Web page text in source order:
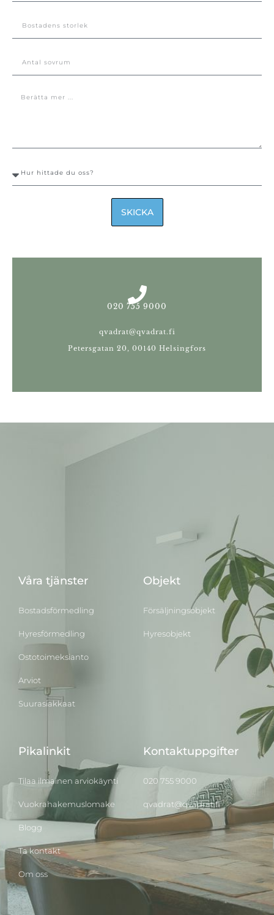
SKICKA
020 755 9000
qvadrat@qvadrat.fi
Petersgatan 20, 00140 Helsingfors
Våra tjänster
Bostadsförmedling
Hyresförmedling
Ostotoimeksianto
Arviot
Suurasiakkaat
Objekt
Försäljningsobjekt
Hyresobjekt
Pikalinkit
Tilaa ilmainen arviokäynti
Vuokrahakemuslomake
Blogg
Ta kontakt
Om oss
Kontaktuppgifter
020 755 9000
qvadrat@qvadrat.fi